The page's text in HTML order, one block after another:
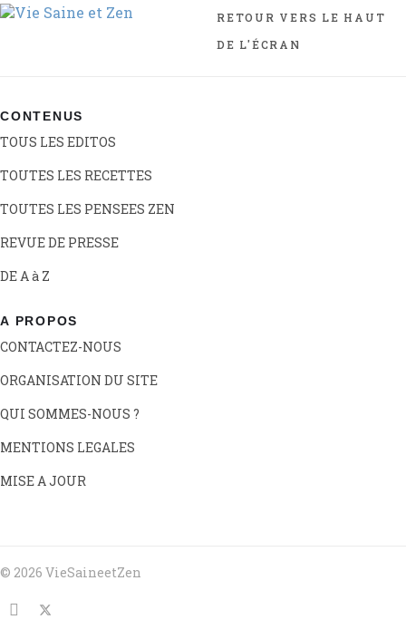
RETOUR VERS LE HAUT
DE L'ÉCRAN
CONTENUS
TOUS LES EDITOS
TOUTES LES RECETTES
TOUTES LES PENSEES ZEN
REVUE DE PRESSE
DE A à Z
A PROPOS
CONTACTEZ-NOUS
ORGANISATION DU SITE
QUI SOMMES-NOUS ?
MENTIONS LEGALES
MISE A JOUR
© 2026 VieSaineetZen